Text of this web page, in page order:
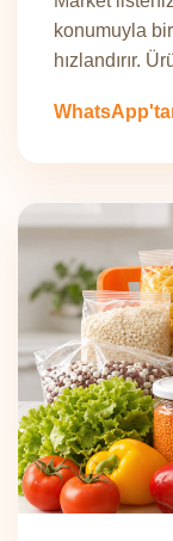
konumuyla
hızlandırır.